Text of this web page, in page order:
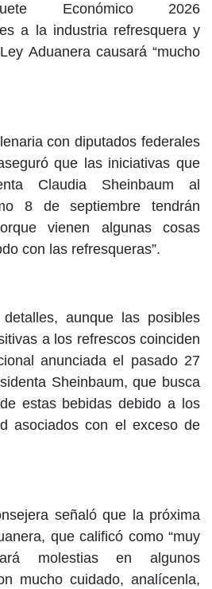
Económico 2026
a la industria refresquera y
Aduanera causará “mucho
con diputados federales
que las iniciativas que
Claudia Sheinbaum al
8 de septiembre tendrán
vienen algunas cosas
con las refresqueras”.
aunque las posibles
a los refrescos coinciden
anunciada el pasado 27
Sheinbaum, que busca
estas bebidas debido a los
asociados con el exceso de
señaló que la próxima
que calificó como “muy
molestias en algunos
mucho cuidado, analícenla,